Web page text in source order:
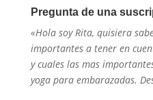
Pregunta de una
«Hola soy Rita, quisiera
importantes a tener en
y cuales las mas
yoga para embarazadas.